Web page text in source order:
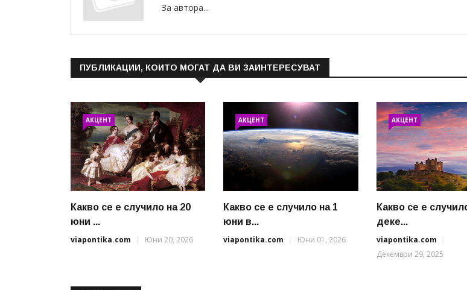
За автора...
ПУБЛИКАЦИИ, КОИТО МОГАТ ДА ВИ ЗАИНТЕРЕСУВАТ
АКЦЕНТ
Какво се е случило на 20
юни ...
viapontika.com
Юни 20, 2026
АКЦЕНТ
Какво се е случило на 1
юни в...
viapontika.com
Юни 01, 2026
АКЦЕНТ
Какво се е
деке...
viapontika.com
Декември 29, 2025